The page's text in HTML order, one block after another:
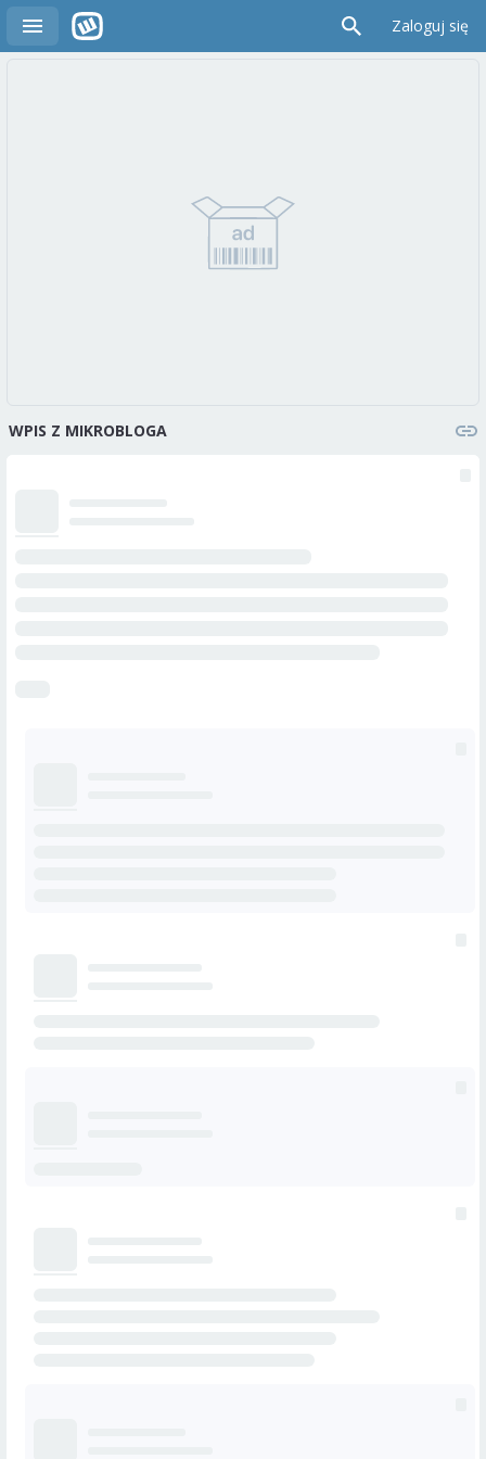
Zaloguj się
WPIS Z MIKROBLOGA